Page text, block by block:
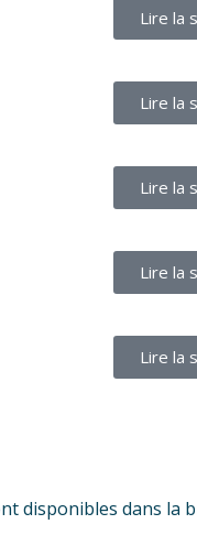
Lire la
Lire la
Lire la
Lire la
Lire la
disponibles dans la